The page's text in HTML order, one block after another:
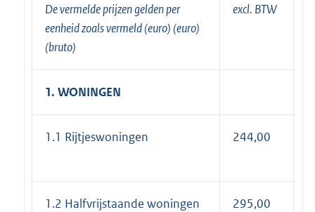
De vermelde prijzen gelden per
eenheid zoals vermeld(euro) (euro)
(bruto)
excl. BTW
1. WONINGEN
1.1 Rijtjeswoningen 244,00
1.2 Halfvrijstaande woningen 295,00